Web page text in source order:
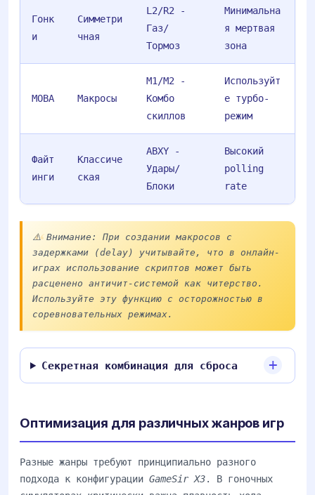
Гонк
и
Симметри
чная
L2/R2 -
Газ/
Тормоз
Минимальна
я мертвая
зона
MOBA Макросы
M1/M2 -
Комбо
скиллов
Используйт
е турбо-
режим
Файт
инги
Классиче
ская
ABXY -
Удары/
Блоки
Высокий
polling
rate
⚠️ Внимание: При создании макросов с
задержками (delay) учитывайте, что в онлайн-
играх использование скриптов может быть
расценено античит-системой как читерство.
Используйте эту функцию с осторожностью в
соревновательных режимах.
Секретная комбинация для сброса
Оптимизация для различных жанров игр
Разные жанры требуют принципиально разного
подхода к конфигурации GameSir X3. В гоночных